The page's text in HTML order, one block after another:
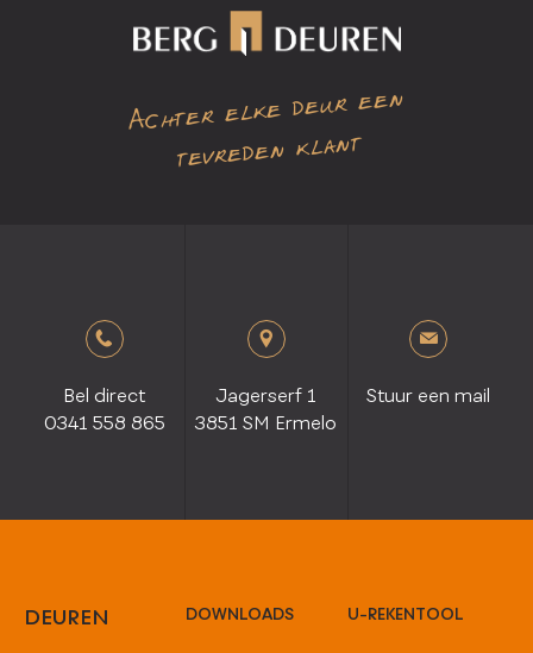
Achter elke deur een
tevreden klant
Bel direct
0341 558 865
Jagerserf 1
3851 SM Ermelo
Stuur een mail
DEUREN DOWNLOADS U-REKENTOOL